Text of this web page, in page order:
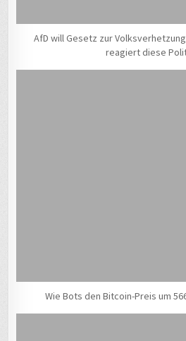
AfD will Gesetz zur
reagiert diese
Wie Bots den Bitcoin-Preis um